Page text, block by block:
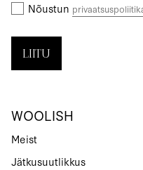
Nõustun
LIITU
WOOLISH
Meist
Jätkusuutlikkus